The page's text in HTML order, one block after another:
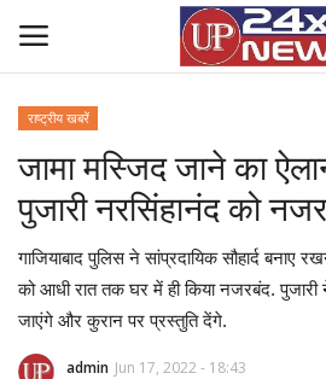
Home
Contact Us
राष्ट्रीय खबरें
उत्तर प्रदेश
राष्ट्रीय खबरें
जामा मस्जिद जाने का
पुजारी नरसिंहानंद को
गाजियाबाद पुलिस ने सांप्रदायिक सौहार्द
को आधी रात तक घर में ही किया नजरबंद. पुजारी
जाएंगे और कुरान पर प्रस्तुति देंगे.
admin Jun 17, 2022 - 18:43